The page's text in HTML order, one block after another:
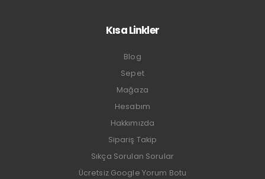
Kısa Linkler
Blog
Sepet
Mağaza
Hesabım
Hakkımızda
Sipariş Takip
Sıkça Sorulan Sorular
Ücretsiz Google Yorum Botu